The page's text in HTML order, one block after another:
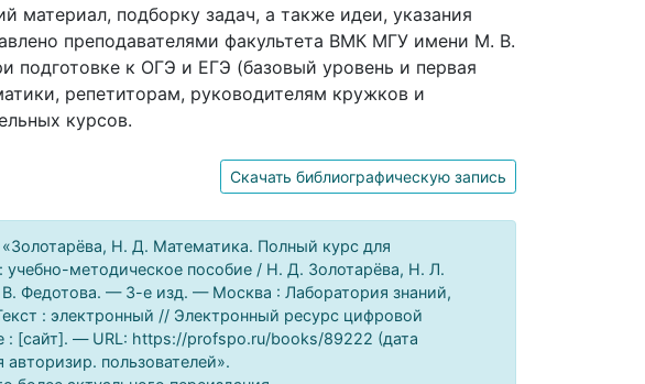
материал, подборку задач, а также идеи, указания
преподавателями факультета ВМК МГУ имени М. В.
подготовке к ОГЭ и ЕГЭ (базовый уровень и первая
репетиторам, руководителям кружков и
курсов.
Скачать библиографическую запись
Н. Д. Математика. Полный курс для
методическое пособие / Н. Д. Золотарёва, Н. Л.
Федотова. — 3-е изд. — Москва : Лаборатория знаний,
: электронный // Электронный ресурс цифровой
: [сайт]. — URL: https://profspo.ru/books/89222 (дата
пользователей».